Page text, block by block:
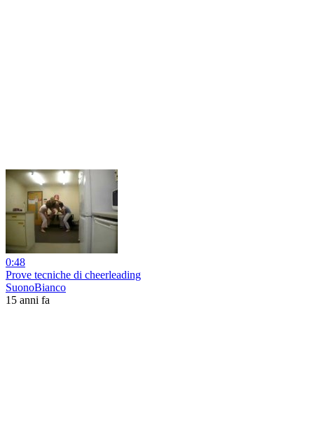
0:48
Prove tecniche di cheerleading
SuonoBianco
15 anni fa